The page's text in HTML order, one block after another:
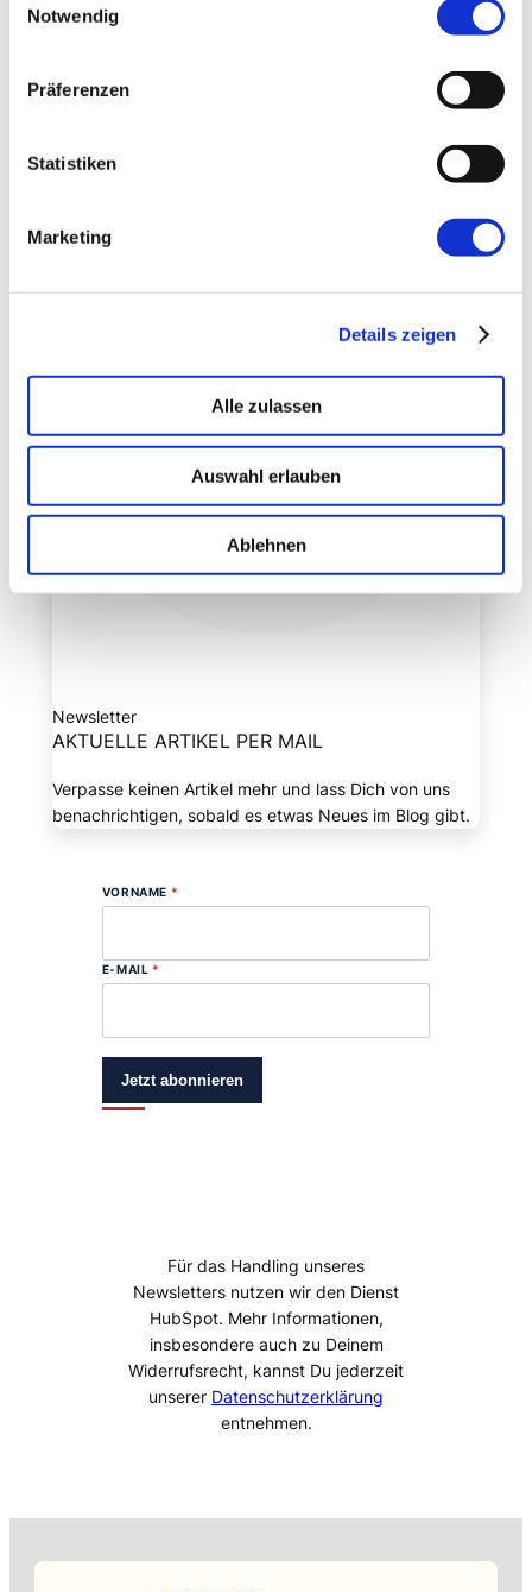
Notwendig
Präferenzen
Statistiken
Marketing
Details zeigen
Alle zulassen
Auswahl erlauben
Ablehnen
← Vorherige:
Newsletter
AKTUELLE ARTIKEL PER MAIL
Verpasse keinen Artikel mehr und lass Dich von uns
benachrichtigen, sobald es etwas Neues im Blog gibt.
VORNAME *
E-MAIL *
Jetzt abonnieren
Für das Handling unseres
Newsletters nutzen wir den Dienst
HubSpot. Mehr Informationen,
insbesondere auch zu Deinem
Widerrufsrecht, kannst Du jederzeit
unserer Datenschutzerklärung
entnehmen.